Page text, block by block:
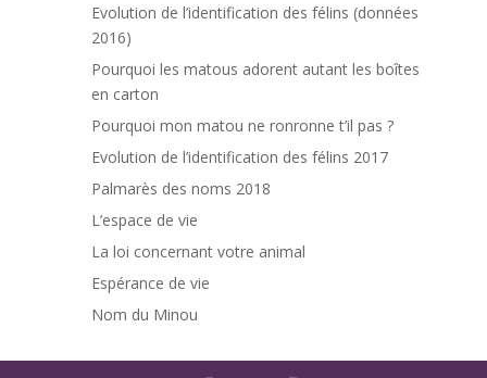
Evolution de l’identification des félins (données
2016)
Pourquoi les matous adorent autant les boîtes
en carton
Pourquoi mon matou ne ronronne t’il pas ?
Evolution de l’identification des félins 2017
Palmarès des noms 2018
L’espace de vie
La loi concernant votre animal
Espérance de vie
Nom du Minou